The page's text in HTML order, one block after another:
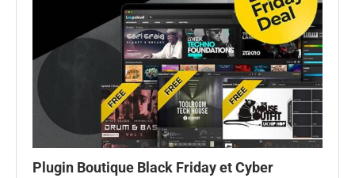
Plugin Boutique Black Friday et Cyber